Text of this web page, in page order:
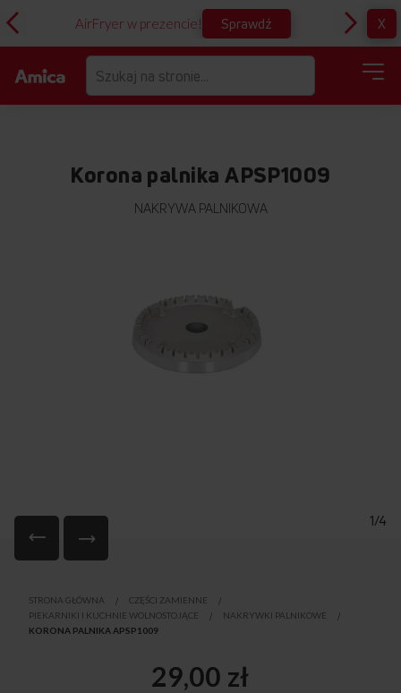
AirFryer w prezencie! Sprawdź X
Korona palnika APSP1009
NAKRYWA PALNIKOWA
1/4
początek
galerii
STRONA GŁÓWNA
CZĘŚCI ZAMIENNE
PIEKARNIKI I KUCHNIE WOLNOSTOJĄCE
NAKRYWKI PALNIKOWE
KORONA PALNIKA APSP1009
29,00 zł